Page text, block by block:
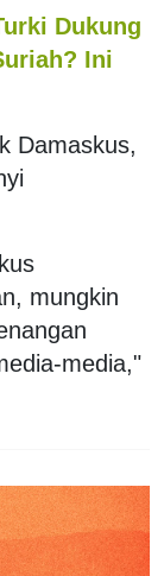
Dukung
Ini
Damaskus,
mungkin
media,"